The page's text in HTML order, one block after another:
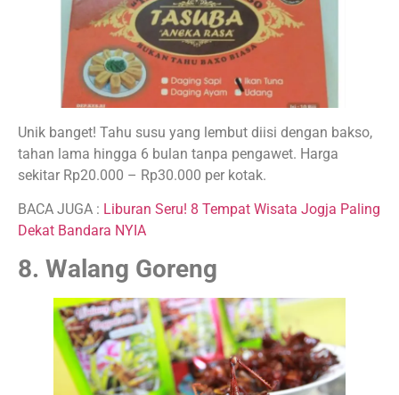
Unik banget! Tahu susu yang lembut diisi dengan bakso,
tahan lama hingga 6 bulan tanpa pengawet. Harga
sekitar Rp20.000 – Rp30.000 per kotak.
BACA JUGA : Liburan Seru! 8 Tempat Wisata Jogja Paling
Dekat Bandara NYIA
8. Walang Goreng